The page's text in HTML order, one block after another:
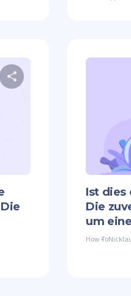
Facebook
Ist dies
Die
um
How To